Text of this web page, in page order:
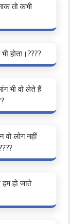
तो कभी
होता।????
भी वो लेते हैं
वो लोग नहीं
हो जाते